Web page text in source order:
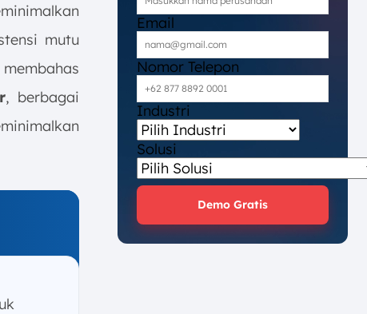
mutu
, berbagai
Email
Nomor Telepon
Industri
Solusi
Demo Gratis